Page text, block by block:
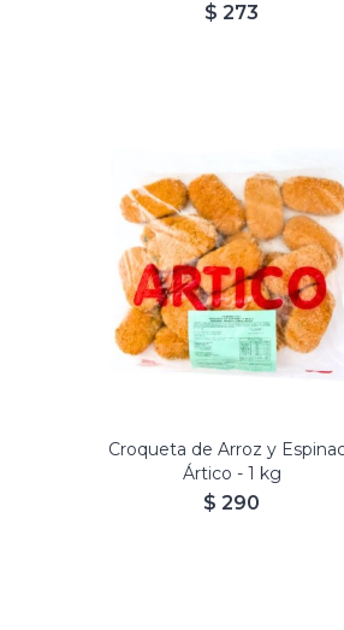
$ 273
Croqueta de Arroz y
Ártico - 1 kg
$ 290